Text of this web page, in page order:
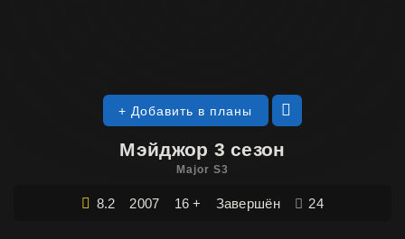
Мэйджор 3 сезон
Major S3
8.2 2007 16 + Завершён 24
+ Добавить в планы